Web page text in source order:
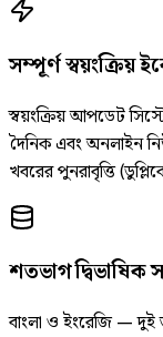
সম্পূর্ণ স্বয়ংক্রিয়
স্বয়ংক্রিয় আপডেট
দৈনিক এবং অনলাইন
খবরের পুনরাবৃত্তি
শতভাগ দ্বিভাষিক
বাংলা ও ইংরেজি — দুই